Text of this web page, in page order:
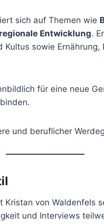
sich auf Themen wie
regionale Entwicklung.
Kultus sowie
für eine neue
Kristan von Waldenfels
und Interviews